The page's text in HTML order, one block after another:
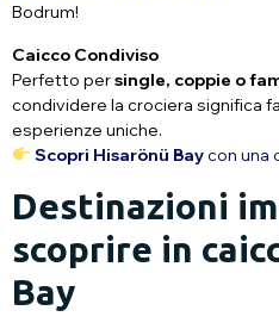
Bodrum!
Caicco Condiviso
Perfetto persingle, coppie o
condividere la crociera significa
esperienze uniche.
Scopri Hisarönü Baycon una
Destinazioni
scoprire in
Bay